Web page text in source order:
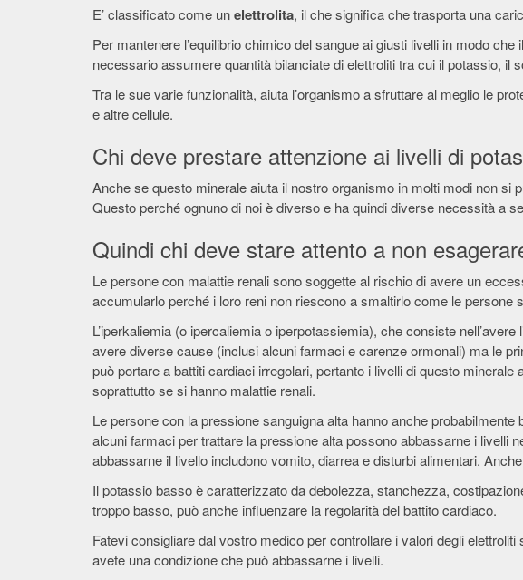
E’ classificato come unelettrolita, il che significa che trasporta una
Per mantenere l’equilibrio chimico del sangue ai giusti livelli in modo
necessario assumere quantità bilanciate di elettroliti tra cui il potassio, il
Tra le sue varie funzionalità, aiuta l’organismo a sfruttare al meglio le
e altre cellule.
Chi deve prestare attenzione ai livelli di
Anche se questo minerale aiuta il nostro organismo in molti modi non si
Questo perché ognuno di noi è diverso e ha quindi diverse necessità a
Quindi chi deve stare attento a non
Le persone con malattie renali sono soggette al rischio di avere un
accumularlo perché i loro reni non riescono a smaltirlo come le persone
L’iperkaliemia (o ipercaliemia o iperpotassiemia), che consiste
avere diverse cause (inclusi alcuni farmaci e carenze ormonali) ma le
può portare a battiti cardiaci irregolari, pertanto i livelli di questo
soprattutto se si hanno malattie renali.
Le persone con la pressione sanguigna alta hanno anche
alcuni farmaci per trattare la pressione alta possono abbassarne i livelli
abbassarne il livello includono vomito, diarrea e disturbi alimentari.
Il potassio basso è caratterizzato da debolezza, stanchezza,
troppo basso, può anche influenzare la regolarità del battito cardiaco.
Fatevi consigliare dal vostro medico per controllare i valori degli
avete una condizione che può abbassarne i livelli.